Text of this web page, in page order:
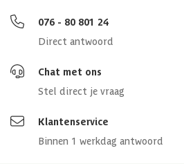
076 - 80 801 24
Direct antwoord
Chat met ons
Stel direct je vraag
Klantenservice
Binnen 1 werkdag antwoord